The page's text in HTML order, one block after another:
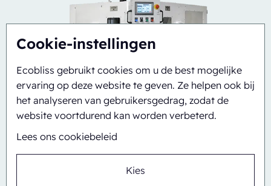
Cookie-instellingen
Ecobliss gebruikt cookies om u de best mogelijke
ervaring op deze website te geven. Ze helpen ook bij
het analyseren van gebruikersgedrag, zodat de
website voortdurend kan worden verbeterd.
Lees ons cookiebeleid
Kies